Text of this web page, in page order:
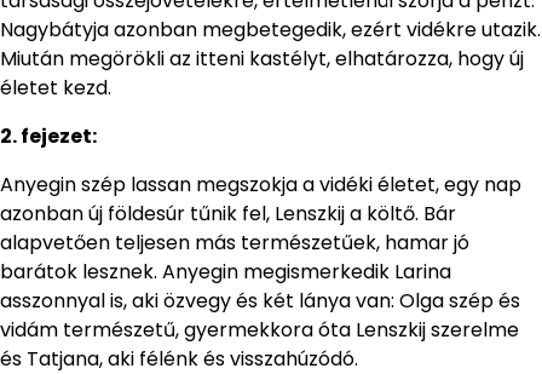
Nagybátyja azonban megbetegedik, ezért vidékre utazik.
Miután megörökli az itteni kastélyt, elhatározza, hogy új
életet kezd.
2. fejezet:
Anyegin szép lassan megszokja a vidéki életet, egy nap
azonban új földesúr tűnik fel, Lenszkij a költő. Bár
alapvetően teljesen más természetűek, hamar jó
barátok lesznek. Anyegin megismerkedik Larina
asszonnyal is, aki özvegy és két lánya van: Olga szép és
vidám természetű, gyermekkora óta Lenszkij szerelme
és Tatjana, aki félénk és visszahúzódó.